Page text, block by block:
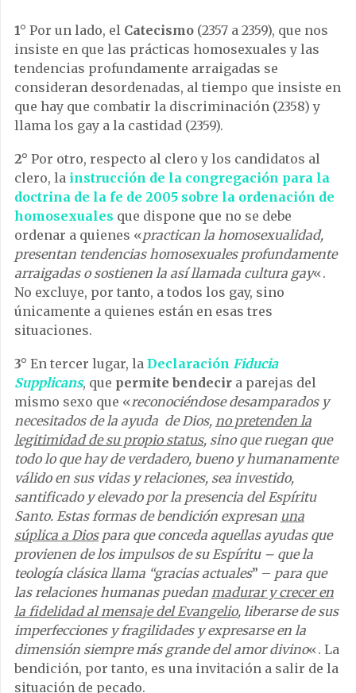
1° Por un lado, el Catecismo (2357 a 2359), que nos
insiste en que las prácticas homosexuales y las
tendencias profundamente arraigadas se
consideran desordenadas, al tiempo que insiste en
que hay que combatir la discriminación (2358) y
llama los gay a la castidad (2359).
2° Por otro, respecto al clero y los candidatos al
clero, la instrucción de la congregación para la
doctrina de la fe de 2005 sobre la ordenación de
homosexuales que dispone que no se debe
ordenar a quienes «practican la homosexualidad,
presentan tendencias homosexuales profundamente
arraigadas o sostienen la así llamada cultura gay«.
No excluye, por tanto, a todos los gay, sino
únicamente a quienes están en esas tres
situaciones.
3° En tercer lugar, la Declaración Fiducia
Supplicans, que permite bendecir a parejas del
mismo sexo que «reconociéndose desamparados y
necesitados de la ayuda de Dios, no pretenden la
legitimidad de su propio status, sino que ruegan que
todo lo que hay de verdadero, bueno y humanamente
válido en sus vidas y relaciones, sea investido,
santificado y elevado por la presencia del Espíritu
Santo. Estas formas de bendición expresan una
súplica a Diospara que conceda aquellas ayudas que
provienen de los impulsos de su Espíritu – que la
teología clásica llama “gracias actuales” – para que
las relaciones humanas puedan madurar y crecer en
la fidelidad al mensaje del Evangelio, liberarse de sus
imperfecciones y fragilidades y expresarse en la
dimensión siempre más grande del amor divino«. La
bendición, por tanto, es una invitación a salir de la
situación de pecado.